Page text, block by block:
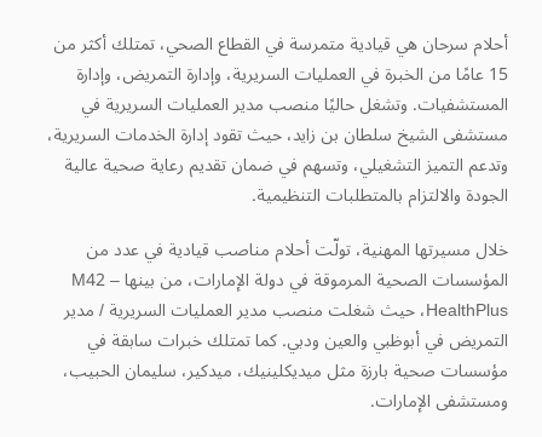
أحلام سرحان هي قيادية متمرسة في القطاع الصحي، تمتلك أكثر من
15 عامًا من الخبرة في العمليات السريرية، وإدارة التمريض، وإدارة
المستشفيات. وتشغل حاليًا منصب مدير العمليات السريرية في
مستشفى الشيخ سلطان بن زايد، حيث تقود إدارة الخدمات السريرية،
وتدعم التميز التشغيلي، وتسهم في ضمان تقديم رعاية صحية عالية
الجودة والالتزام بالمتطلبات التنظيمية.
خلال مسيرتها المهنية، تولّت أحلام مناصب قيادية في عدد من
المؤسسات الصحية المرموقة في دولة الإمارات، من بينها M42 –
HealthPlus، حيث شغلت منصب مدير العمليات السريرية / مدير
التمريض في أبوظبي والعين ودبي. كما تمتلك خبرات سابقة في
مؤسسات صحية بارزة مثل ميديكلينيك، ميدكير، سليمان الحبيب،
ومستشفى الإمارات.